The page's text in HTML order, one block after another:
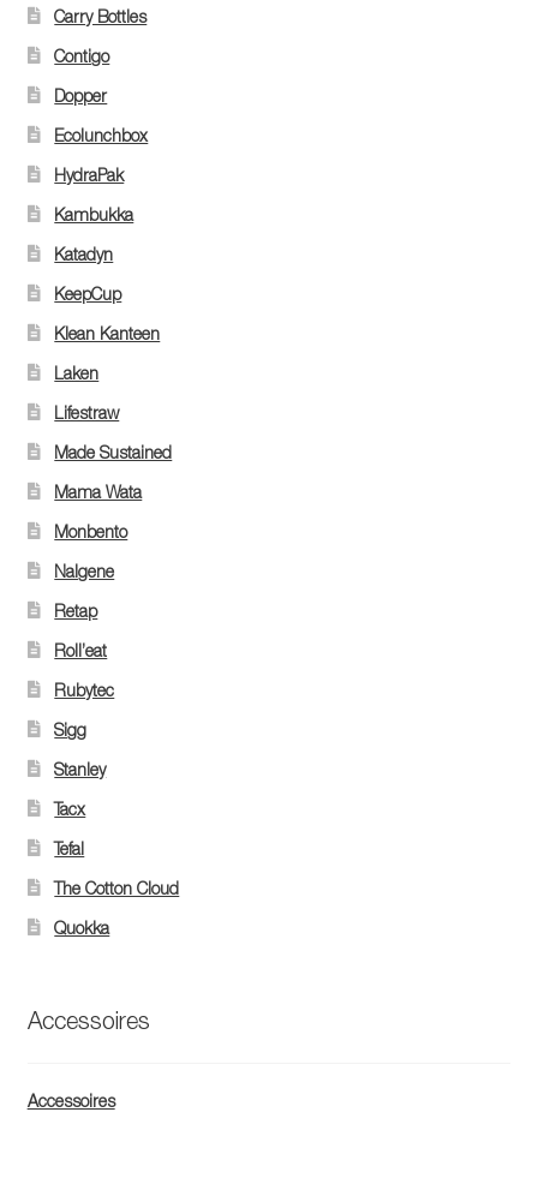
Carry Bottles
Contigo
Dopper
Ecolunchbox
HydraPak
Kambukka
Katadyn
KeepCup
Klean Kanteen
Laken
Lifestraw
Made Sustained
Mama Wata
Monbento
Nalgene
Retap
Roll’eat
Rubytec
Sigg
Stanley
Tacx
Tefal
The Cotton Cloud
Quokka
Accessoires
Accessoires